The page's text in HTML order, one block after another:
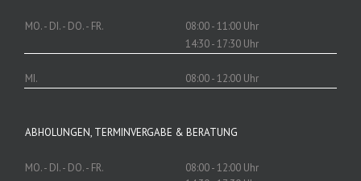
MO. - DI. - DO. - FR.
08:00 - 11:00 Uhr
14:30 - 17:30 Uhr
MI. 08:00 - 12:00 Uhr
ABHOLUNGEN, TERMINVERGABE & BERATUNG
MO. - DI. - DO. - FR.
08:00 - 12:00 Uhr